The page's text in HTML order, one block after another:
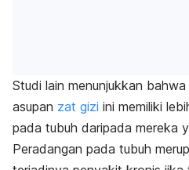
Studi lain menunjukkan
asupan zat gizi ini memiliki
pada tubuh daripada mereka
Peradangan pada tubuh